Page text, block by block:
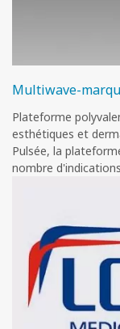
Multiwave-
Plateforme
esthétiques et
Pulsée, la
nombre